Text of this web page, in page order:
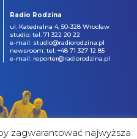
Radio Rodzina
ul. Katedralna 4, 50-328 Wrocław
studio: tel. 71 322 20 22
e-mail: studio@radiorodzina.pl
newsroom: tel. +48 71 327 12 85
e-mail: reporter@radiorodzina.pl
zagwarantować najwyższa